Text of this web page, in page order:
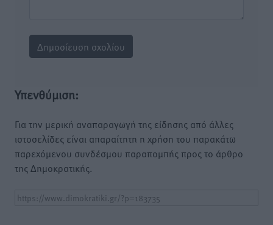
Υπενθύμιση:
Για την μερική αναπαραγωγή της είδησης από άλλες
ιστοσελίδες είναι απαραίτητη η χρήση του παρακάτω
παρεχόμενου συνδέσμου παραπομπής προς το άρθρο
της Δημοκρατικής.